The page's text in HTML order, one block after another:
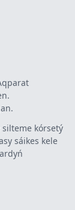
kórsetý
sáikes kele